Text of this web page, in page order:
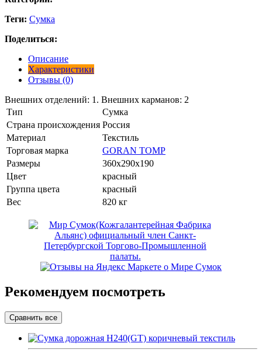
Теги: Сумка
Поделиться:
Описание
Характеристики
Отзывы (0)
Внешних отделений: 1. Внешних карманов: 2
Тип
Сумка
Страна происхождения Россия
Материал
Текстиль
Торговая марка
GORAN TOMP
Размеры
360x290x190
Цвет
красный
Группа цвета
красный
Вес
820 кг
Рекомендуем посмотреть